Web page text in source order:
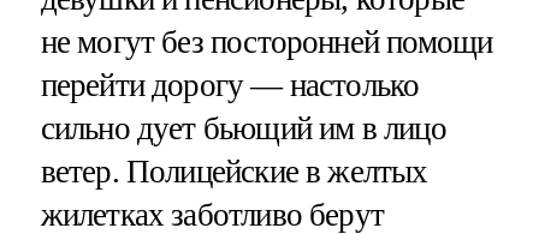
не могут без посторонней помощи
перейти дорогу — настолько
сильно дует бьющий им в лицо
ветер. Полицейские в желтых
жилетках заботливо берут